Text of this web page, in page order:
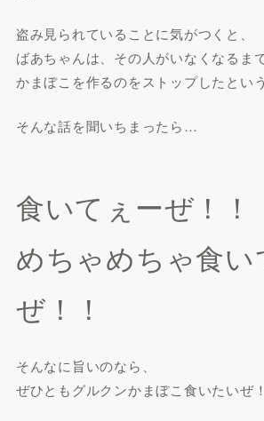
盗み見られていることに気がつくと、
ばあちゃんは、その人がいなくなるまで
かまぼこを作るのをストップしたとい
そんな話を聞いちまったら…
食いてぇーぜ！！
めちゃめちゃ食い
ぜ！！
そんなに旨いのなら、
ぜひともグルクンかまぼこ食いたいぜ